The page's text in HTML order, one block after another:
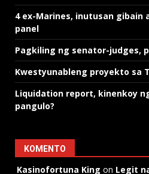
4 ex-Marines, inutusan gibain
panel
Pagkiling ng senator-judges,
Kwestyunableng proyekto sa
Liquidation report, kinenkoy
pangulo?
KOMENTO
Kasinofortuna King on Legit